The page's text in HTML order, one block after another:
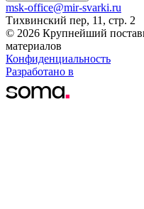
msk-office@mir-svarki.ru
Тихвинский пер, 11, стр. 2
© 2026 Крупнейший
материалов
Конфиденциальность
Разработано в